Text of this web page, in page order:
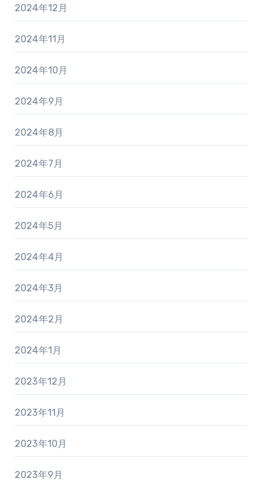
2024年12月
2024年11月
2024年10月
2024年9月
2024年8月
2024年7月
2024年6月
2024年5月
2024年4月
2024年3月
2024年2月
2024年1月
2023年12月
2023年11月
2023年10月
2023年9月